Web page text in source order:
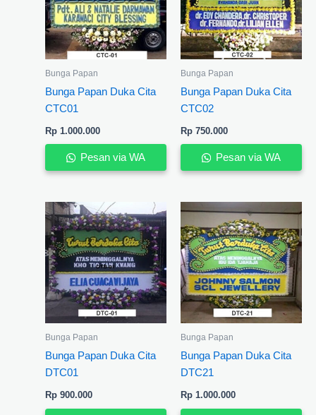
Bunga Papan
Bunga Papan Duka Cita
CTC01
Rp1.000.000
Pesan via WA
Bunga Papan
Bunga Papan Duka Cita
CTC02
Rp750.000
Pesan via WA
Bunga Papan
Bunga Papan Duka Cita
DTC01
Rp900.000
Bunga Papan
Bunga Papan Duka Cita
DTC21
Rp1.000.000